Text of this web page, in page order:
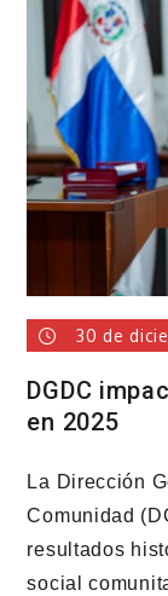
30 de
DGDC
en 2025
La Dirección
Comunidad
resultados
social